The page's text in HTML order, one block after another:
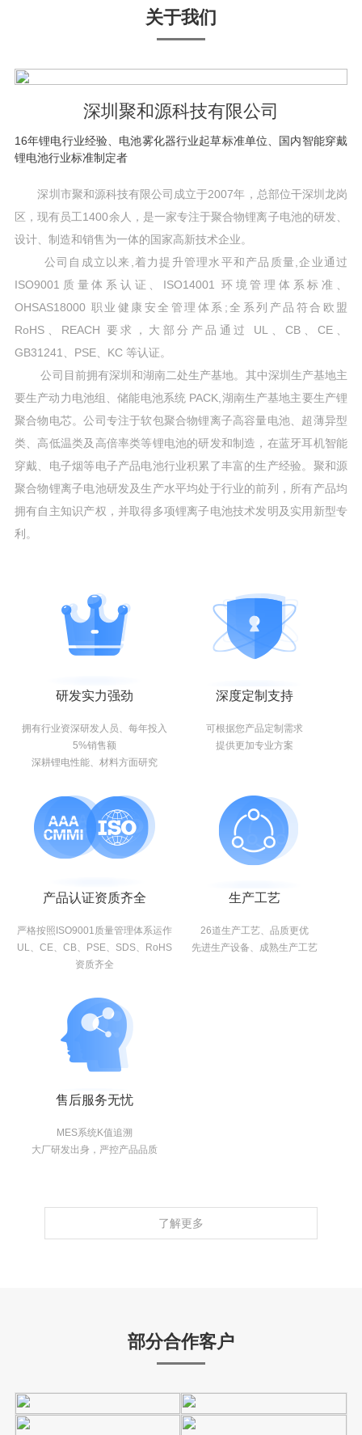
关于我们
深圳聚和源科技有限公司
16年锂电行业经验、电池雾化器行业起草标准单位、国内智能穿戴
锂电池行业标准制定者
深圳市聚和源科技有限公司成立于2007年，总部位干深圳龙岗
区，现有员工1400余人，是一家专注于聚合物锂离子电池的研发、
设计、制造和销售为一体的国家高新技术企业。
公司自成立以来,着力提升管理水平和产品质量,企业通过
ISO9001质量体系认证、ISO14001 环境管理体系标准、
OHSAS18000 职业健康安全管理体系;全系列产品符合欧盟
RoHS、REACH 要求，大部分产品通过 UL、CB、CE、
GB31241、PSE、KC 等认证。
公司目前拥有深圳和湖南二处生产基地。其中深圳生产基地主
要生产动力电池组、储能电池系统 PACK,湖南生产基地主要生产锂
聚合物电芯。公司专注于软包聚合物锂离子高容量电池、超薄异型
类、高低温类及高倍率类等锂电池的研发和制造，在蓝牙耳机智能
穿戴、电子烟等电子产品电池行业积累了丰富的生产经验。聚和源
聚合物锂离子电池研发及生产水平均处于行业的前列，所有产品均
拥有自主知识产权，并取得多项锂离子电池技术发明及实用新型专
利。
研发实力强劲
拥有行业资深研发人员、每年投入
5%销售额
深耕锂电性能、材料方面研究
深度定制支持
可根据您产品定制需求
提供更加专业方案
产品认证资质齐全
严格按照ISO9001质量管理体系运作
UL、CE、CB、PSE、SDS、RoHS
资质齐全
生产工艺
26道生产工艺、品质更优
先进生产设备、成熟生产工艺
售后服务无忧
MES系统K值追溯
大厂研发出身，严控产品品质
了解更多
部分合作客户